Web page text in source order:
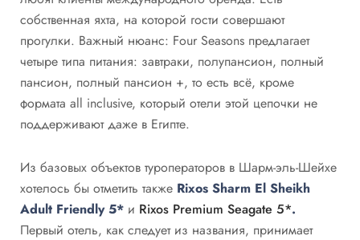
собственная яхта, на которой гости совершают
прогулки. Важный нюанс: Four Seasons предлагает
четыре типа питания: завтраки, полупансион, полный
пансион, полный пансион +, то есть всё, кроме
формата all inclusive, который отели этой цепочки не
поддерживают даже в Египте.
Из базовых объектов туроператоров в Шарм-эль-Шейхе
хотелось бы отметить также Rixos Sharm El Sheikh
Adult Friendly 5* и Rixos Premium Seagate 5*.
Первый отель, как следует из названия, принимает